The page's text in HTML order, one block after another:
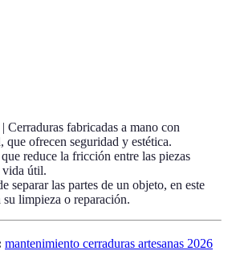
| Cerraduras fabricadas a mano con
que ofrecen seguridad y estética.
que reduce la fricción entre las piezas
vida útil.
separar las partes de un objeto, en este
su limpieza o reparación.
mantenimiento cerraduras artesanas 2026